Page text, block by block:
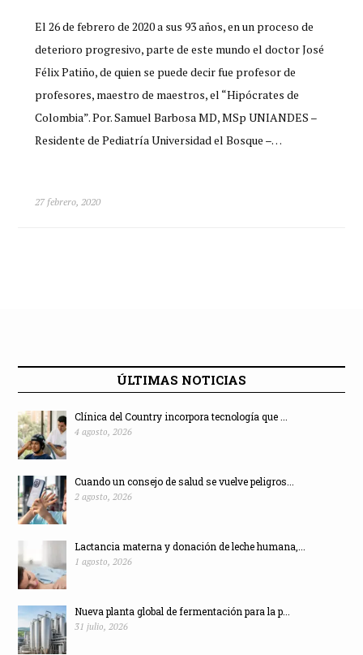
El 26 de febrero de 2020 a sus 93 años, en un proceso de
deterioro progresivo, parte de este mundo el doctor José
Félix Patiño, de quien se puede decir fue profesor de
profesores, maestro de maestros, el “Hipócrates de
Colombia”. Por. Samuel Barbosa MD, MSp UNIANDES –
Residente de Pediatría Universidad el Bosque –…
27 febrero, 2020
ÚLTIMAS NOTICIAS
Clínica del Country incorpora tecnología que ...
4 agosto, 2026
Cuando un consejo de salud se vuelve peligros...
2 agosto, 2026
Lactancia materna y donación de leche humana,...
1 agosto, 2026
Nueva planta global de fermentación para la p...
31 julio, 2026